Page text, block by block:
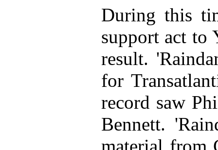
During this
support act to
result.
for
record saw
Bennett.
material from